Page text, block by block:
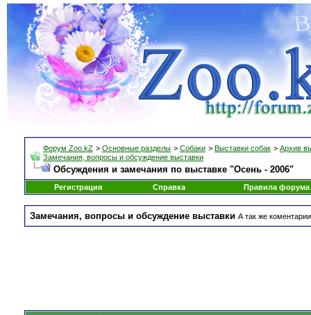
Форум Zoo.kZ > Основные разделы > Собаки > Выставки собак > Архив
Замечания, вопросы и обсуждение выставки
Обсуждения и замечания по выставке "Осень - 2006"
Регистрация Справка Правила форума
Замечания, вопросы и обсуждение выставки А так же